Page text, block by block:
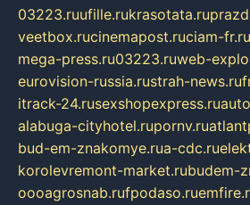
03223.ruufille.rukrasotata.ru
veetbox.rucinemapost.ruciam-fr.ru
mega-press.ru03223.ruweb-
eurovision-russia.rustrah-news.ru
itrack-24.rusexshopexpress.ru
alabuga-cityhotel.rupornv.ru
bud-em-znakomye.rua-cdc.ru
korolevremont-market.rubudem-
oooagrosnab.rufpodaso.ru